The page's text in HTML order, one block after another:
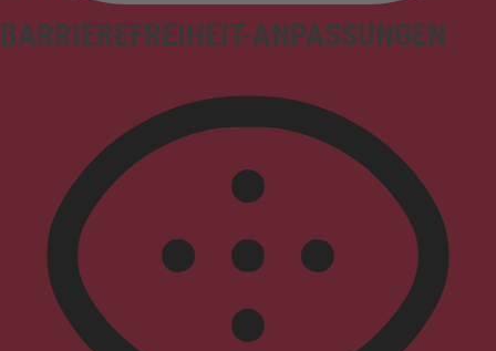
BARRIEREFREIHEIT-ANPASSUNGEN